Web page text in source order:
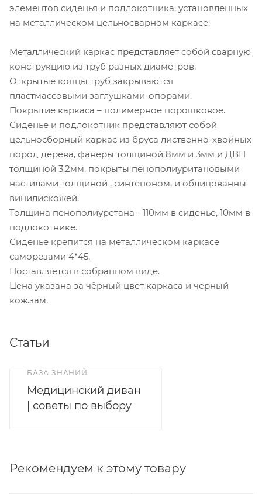
элементов сиденья и подлокотника, установленных
на металлическом цельносварном каркасе.
Металлический каркас представляет собой сварную
конструкцию из труб разных диаметров.
Открытые концы труб закрываются
пластмассовыми заглушками-опорами.
Покрытие каркаса – полимерное порошковое.
Сиденье и подлокотник представляют собой
цельносборный каркас из бруса лиственно-хвойных
пород дерева, фанеры толщиной 8мм и 3мм и ДВП
толщиной 3,2мм, покрыты пенополиуритановыми
настилами толщиной , синтепоном, и облицованны
винилискожей.
Толщина пенополиуретана - 110мм в сиденье, 10мм в
подлокотнике.
Сиденье крепится на металлическом каркасе
саморезами 4*45.
Поставляется в собранном виде.
Цена указана за чёрный цвет каркаса и черный
кож.зам.
Статьи
БАЗА ЗНАНИЙ
Медицинский диван
| советы по выбору
Рекомендуем к этому товару